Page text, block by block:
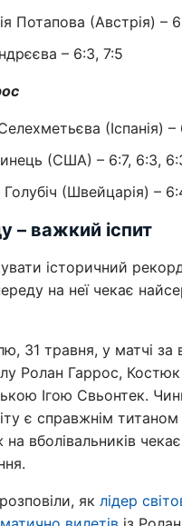
Потапова (Австрія) –
– 6:3, 7:5
(Іспанія) –
(США) – 6:7, 6:3,
Голубіч (Швейцарія) –
– важкий іспит
історичний
на неї чекає
31 травня, у матчі за
Ролан Гаррос, Костюк
Ігою Свьонтек.
є справжнім титаном
на вболівальників
як лідер